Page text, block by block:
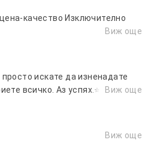
качество Изключително
Виж още
искате да изненадате
всичко. Аз успях.⭐⭐Виж още
Виж още